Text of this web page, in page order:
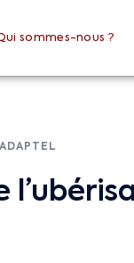
sommes-nous ?